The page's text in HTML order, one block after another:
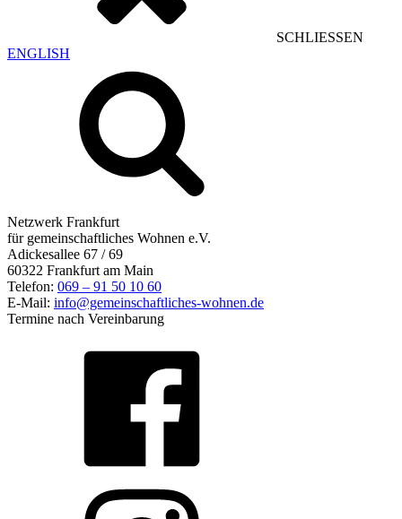
SCHLIESSEN
ENGLISH
Netzwerk Frankfurt
für gemeinschaftliches Wohnen e.V.
Adickesallee 67 / 69
60322 Frankfurt am Main
Telefon: 069 – 91 50 10 60
E-Mail: info@gemeinschaftliches-wohnen.de
Termine nach Vereinbarung